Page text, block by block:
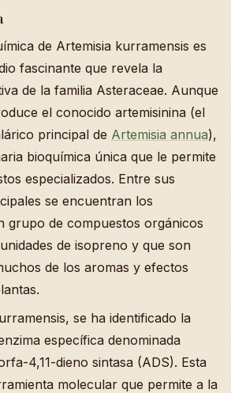
de Artemisia kurramensis es
fascinante que revela la
de la familia Asteraceae. Aunque
el conocido artemisinina (el
principal de Artemisia annua),
bioquímica única que le permite
especializados. Entre sus
se encuentran los
grupo de compuestos orgánicos
de isopreno y que son
de los aromas y efectos
se ha identificado la
específica denominada
4,11-dieno sintasa (ADS). Esta
molecular que permite a la